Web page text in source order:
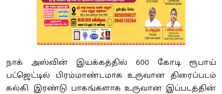
நாக் அஸ்வின் இயக்கத்தில் 600 கோடி ரூபாய்
பட்ஜெட்டில் பிரம்மாண்டமாக உருவான திரைப்படம்
கல்கி. இரண்டு பாகங்களாக உருவான இப்படத்தின்